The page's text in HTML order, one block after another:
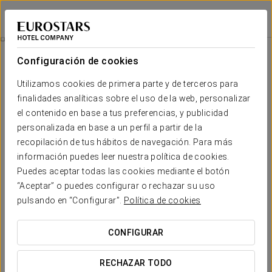
Configuración de cookies
Utilizamos cookies de primera parte y de terceros para
finalidades analíticas sobre el uso de la web, personalizar
el contenido en base a tus preferencias, y publicidad
personalizada en base a un perfil a partir de la
recopilación de tus hábitos de navegación. Para más
información puedes leer nuestra política de cookies.
Puedes aceptar todas las cookies mediante el botón
“Aceptar” o puedes configurar o rechazar su uso
pulsando en “Configurar”.
Política de cookies
CONFIGURAR
RECHAZAR TODO
Eurostars Atlántida
SANTA CRUZ DE TENERIFE
Experiencia Confort
35€
Experiencia Confort
Horarios flexibles, todo pensado para adaptarse a tu
agenda.